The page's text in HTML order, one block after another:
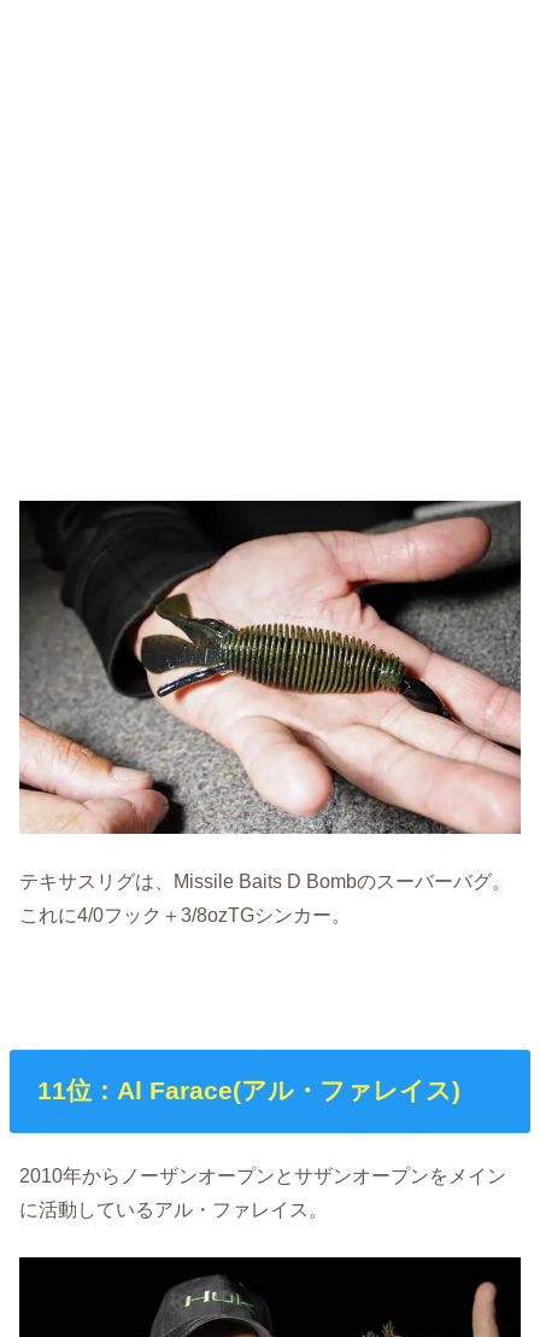
テキサスリグは、Missile Baits D Bombのスーバーバグ。
これに4/0フック＋3/8ozTGシンカー。
11位：Al Farace(アル・ファレイス)
2010年からノーザンオープンとサザンオープンをメイン
に活動しているアル・ファレイス。